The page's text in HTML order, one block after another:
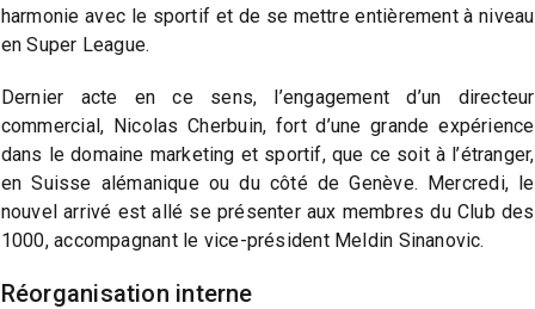
harmonie avec le sportif et de se mettre entièrement à niveau
en Super League.
Dernier acte en ce sens, l’engagement d’un directeur
commercial, Nicolas Cherbuin, fort d’une grande expérience
dans le domaine marketing et sportif, que ce soit à l’étranger,
en Suisse alémanique ou du côté de Genève. Mercredi, le
nouvel arrivé est allé se présenter aux membres du Club des
1000, accompagnant le vice-président Meldin Sinanovic.
Réorganisation interne